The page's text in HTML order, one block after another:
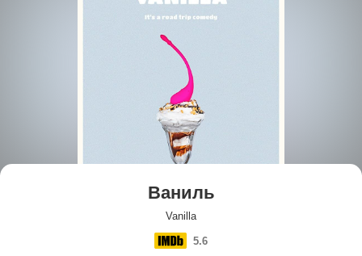
Ваниль
Vanilla
5.6